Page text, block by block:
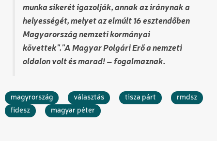
munka sikerét igazolják, annak az iránynak a
helyességét, melyet az elmúlt 16 esztendőben
Magyarország nemzeti kormányai
követtek"."A Magyar Polgári Erő a nemzeti
oldalon volt és marad! – fogalmaznak.
magyrország választás tisza párt
rmdsz
fidesz
magyar péter